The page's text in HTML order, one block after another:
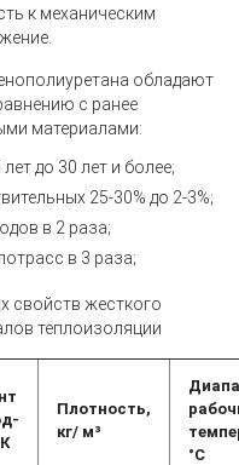
к механическим
обладают
с ранее
материалами:
до 30 лет и более;
25-30% до 2-3%;
в 2 раза;
в 3 раза;
свойств жесткого
теплоизоляции
Плотность,
кг/ м³
°С